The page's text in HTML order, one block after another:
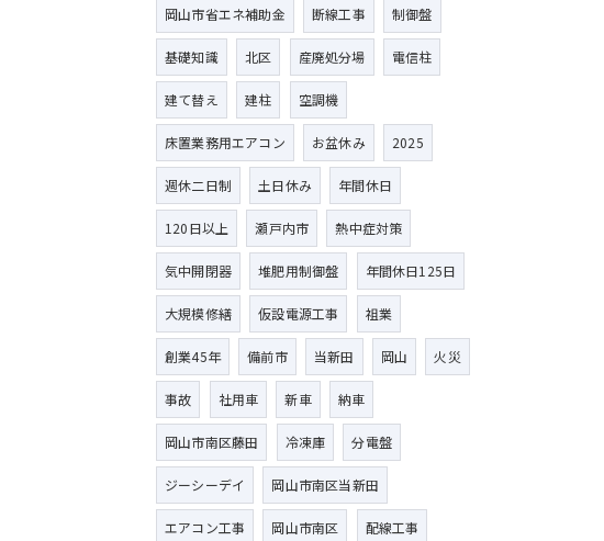
岡山市省エネ補助金 断線工事 制御盤
基礎知識 北区 産廃処分場 電信柱
建て替え 建柱 空調機
床置業務用エアコン お盆休み 2025
週休二日制 土日休み 年間休日
120日以上 瀬戸内市 熱中症対策
気中開閉器 堆肥用制御盤 年間休日125日
大規模修繕 仮設電源工事 祖業
創業45年 備前市 当新田 岡山 火災
事故 社用車 新車 納車
岡山市南区藤田 冷凍庫 分電盤
ジーシーデイ 岡山市南区当新田
エアコン工事 岡山市南区 配線工事